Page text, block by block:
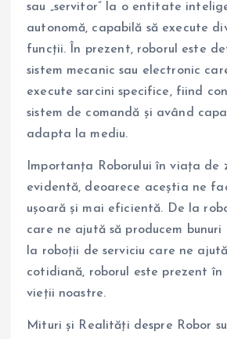
sau „servitor” la o entitate
autonomă, capabilă să execute
funcții. În prezent, roborul este
sistem mecanic sau electronic
execute sarcini specifice, fiind
sistem de comandă și având
adapta la mediu.
Importanța Roborului în viața de
evidentă, deoarece aceștia ne
ușoară și mai eficientă. De la
care ne ajută să producem bunuri
la roboții de serviciu care ne
cotidiană, roborul este prezent
vieții noastre.
Mituri și Realități despre Robor